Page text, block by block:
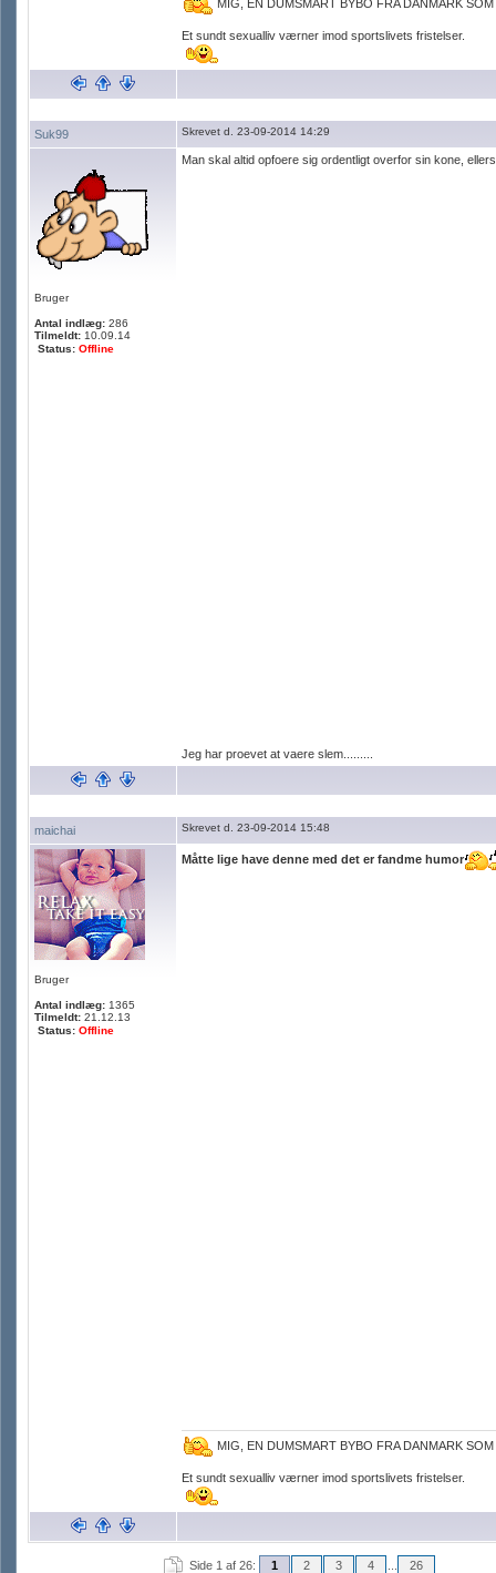
MIG, EN DUMSMART BYBO FRA DANMARK
Et sundt sexualliv værner imod sportslivets fristelser.
Suk99 Skrevet d. 23-09-2014 14:29
Bruger
Antal indlæg: 286
Tilmeldt: 10.09.14
Status: Offline
Man skal altid opfoere sig ordentligt overfor sin kone,
Jeg har proevet at vaere slem.........
maichai Skrevet d. 23-09-2014 15:48
Bruger
Antal indlæg: 1365
Tilmeldt: 21.12.13
Status: Offline
Måtte lige have denne med det er fandme humor
MIG, EN DUMSMART BYBO FRA DANMARK
Et sundt sexualliv værner imod sportslivets fristelser.
Side 1 af 26: 1 2 3 4 26